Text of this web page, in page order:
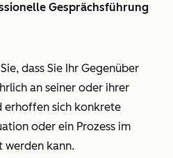
Gesprächsführung
dass Sie Ihr Gegenüber
an seiner oder ihrer
erhoffen sich konkrete
oder ein Prozess im
werden kann.